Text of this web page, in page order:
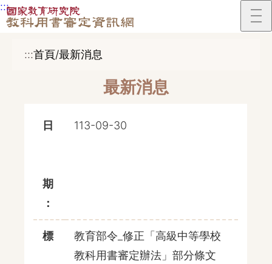
跳到主要內容區塊
:::
:::首頁/最新消息
最新消息
日
期
：
113-09-30
標
教育部令_修正「高級中等學校
教科用書審定辦法」部分條文